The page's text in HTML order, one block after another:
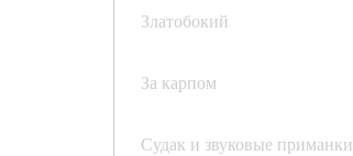
Златобокий
За карпом
Судак и звуковые приманки